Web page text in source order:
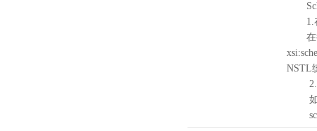
1.
在待
NSTL
2.
如需